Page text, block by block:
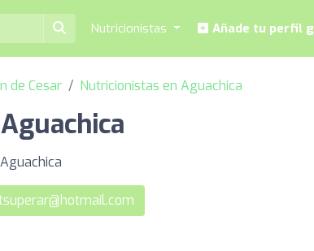
Nutricionistas Añade tu perfil
de Cesar Nutricionistas en Aguachica